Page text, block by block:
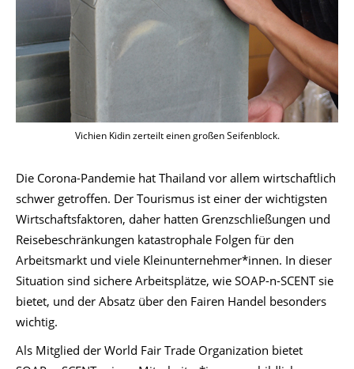
Vichien Kidin zerteilt einen großen Seifenblock.
Die Corona-Pandemie hat Thailand vor allem wirtschaftlich
schwer getroffen. Der Tourismus ist einer der wichtigsten
Wirtschaftsfaktoren, daher hatten Grenzschließungen und
Reisebeschränkungen katastrophale Folgen für den
Arbeitsmarkt und viele Kleinunternehmer*innen. In dieser
Situation sind sichere Arbeitsplätze, wie SOAP-n-SCENT sie
bietet, und der Absatz über den Fairen Handel besonders
wichtig.
Als Mitglied der World Fair Trade Organization bietet